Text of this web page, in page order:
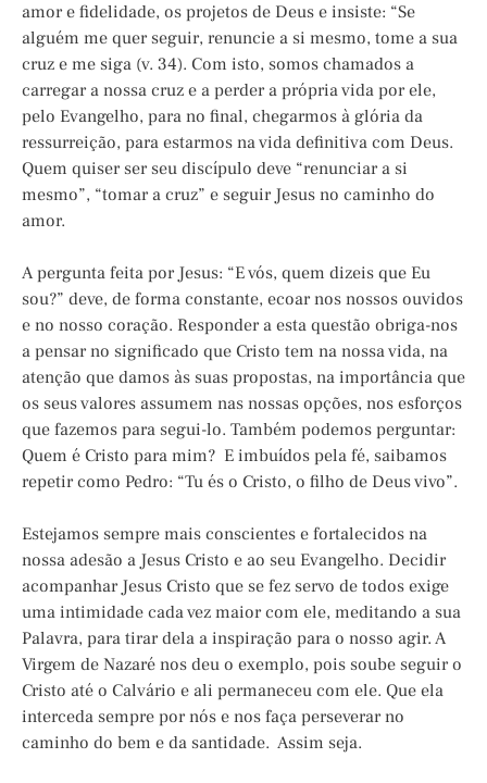
amor e fidelidade, os projetos de Deus e insiste: “Se
alguém me quer seguir, renuncie a si mesmo, tome a sua
cruz e me siga (v. 34). Com isto, somos chamados a
carregar a nossa cruz e a perder a própria vida por ele,
pelo Evangelho, para no final, chegarmos à glória da
ressurreição, para estarmos na vida definitiva com Deus.
Quem quiser ser seu discípulo deve “renunciar a si
mesmo”, “tomar a cruz” e seguir Jesus no caminho do
amor.
A pergunta feita por Jesus: “E vós, quem dizeis que Eu
sou?” deve, de forma constante, ecoar nos nossos ouvidos
e no nosso coração. Responder a esta questão obriga-nos
a pensar no significado que Cristo tem na nossa vida, na
atenção que damos às suas propostas, na importância que
os seus valores assumem nas nossas opções, nos esforços
que fazemos para segui-lo. Também podemos perguntar:
Quem é Cristo para mim? E imbuídos pela fé, saibamos
repetir como Pedro: “Tu és o Cristo, o filho de Deus vivo”.
Estejamos sempre mais conscientes e fortalecidos na
nossa adesão a Jesus Cristo e ao seu Evangelho. Decidir
acompanhar Jesus Cristo que se fez servo de todos exige
uma intimidade cada vez maior com ele, meditando a sua
Palavra, para tirar dela a inspiração para o nosso agir. A
Virgem de Nazaré nos deu o exemplo, pois soube seguir o
Cristo até o Calvário e ali permaneceu com ele. Que ela
interceda sempre por nós e nos faça perseverar no
caminho do bem e da santidade. Assim seja.